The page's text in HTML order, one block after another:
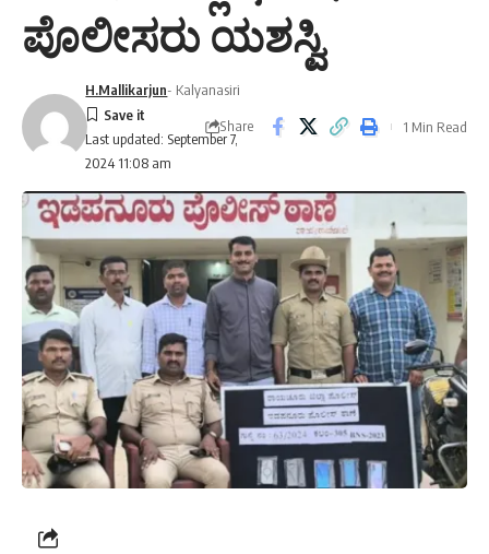
ಪೊಲೀಸರು ಯಶಸ್ವಿ
Last updated: September 7,
2024 11:08 am
H.Mallikarjun- Kalyanasiri
Share 1 Min Read